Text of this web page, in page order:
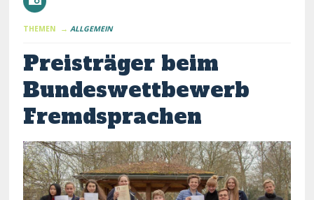
THEMEN → ALLGEMEIN
Preisträger beim
Bundeswettbewerb
Fremdsprachen